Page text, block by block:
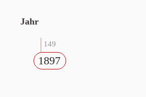
Jahr
149
1897